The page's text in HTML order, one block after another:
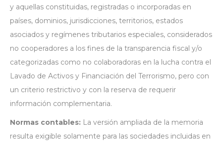
y aquellas constituidas, registradas o incorporadas en
países, dominios, jurisdicciones, territorios, estados
asociados y regímenes tributarios especiales, considerados
no cooperadores a los fines de la transparencia fiscal y/o
categorizadas como no colaboradoras en la lucha contra el
Lavado de Activos y Financiación del Terrorismo, pero con
un criterio restrictivo y con la reserva de requerir
información complementaria.
Normas contables: La versión ampliada de la memoria
resulta exigible solamente para las sociedades incluidas en